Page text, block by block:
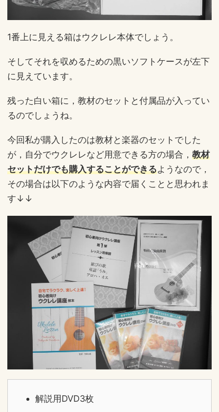
1番上に見える箱はウクレレ本体でしょう。
そしてそれを収めるための黒いソフトケースが左下
に見えています。
残った白い箱に，教材のセットと付属品が入ってい
るのでしょうね。
今回私が購入したのは教材と楽器のセットでした
が，自分でウクレレなど用意できる方の場合， 教材
セットだけでも購入することができるようなので，
その場合は以下のような内容で届くことと思われま
す↓↓
解説用DVD3枚